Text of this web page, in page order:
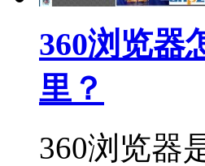
360浏览器
里？
360浏览器